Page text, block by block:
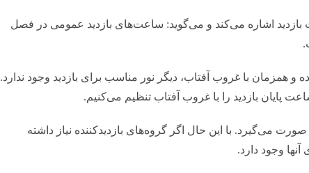
بازدید اشاره می‌کند و می‌گوید: ساعت‌های بازدید عمومی ‌در فصل
همزمان با غروب آفتاب، دیگر نور مناسب برای بازدید وجود ندارد.
بازدید را با غروب آفتاب تنظیم می‌کنیم.
می‌گیرد. با این حال اگر گروه‌های بازدیدکننده نیاز داشته
وجود دارد.